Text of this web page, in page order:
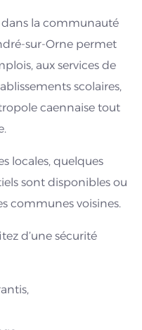
dans la communauté
sur-Orne permet
aux services de
scolaires,
caennaise tout
locales, quelques
sont disponibles ou
communes voisines.
d’une sécurité